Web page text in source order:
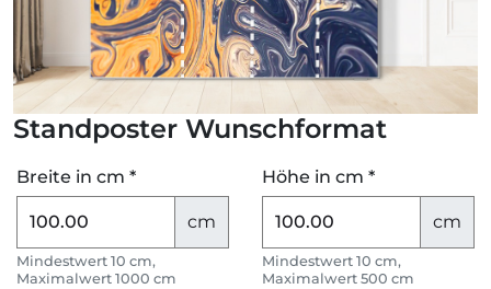
Standposter Wunschformat
Breite in cm *
cm
Mindestwert 10 cm,
Maximalwert 1000 cm
Höhe in cm *
cm
Mindestwert 10 cm,
Maximalwert 500 cm